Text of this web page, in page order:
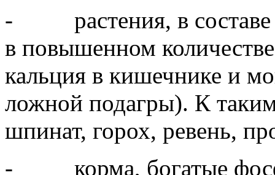
- растения, в составе
в повышенном
кальция в кишечнике и
ложной подагры). К таким
шпинат, горох, ревень,
- корма, богатые